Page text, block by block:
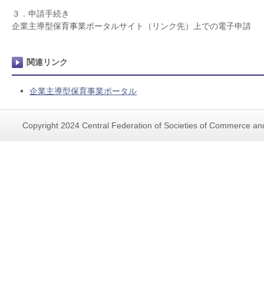
３．申請手続き
企業主導型保育事業ポータルサイト（リンク先）上での電子申請
関連リンク
企業主導型保育事業ポータル
Copyright 2024 Central Federation of Societies of Commerce